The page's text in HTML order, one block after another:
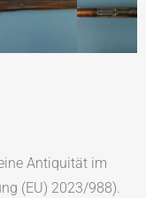
Antiquität im
(EU) 2023/988).